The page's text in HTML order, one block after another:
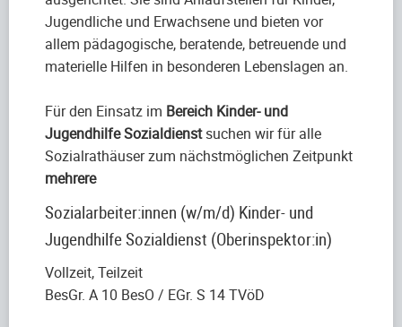
Jugendliche und Erwachsene und bieten vor
allem pädagogische, beratende, betreuende und
materielle Hilfen in besonderen Lebenslagen an.
Für den Einsatz im Bereich Kinder- und
Jugendhilfe Sozialdienstsuchen wir für alle
Sozialrathäuser zum nächstmöglichen Zeitpunkt
mehrere
Sozialarbeiter:innen (w/m/d) Kinder- und
Jugendhilfe Sozialdienst (Oberinspektor:in)
Vollzeit, Teilzeit
BesGr. A 10 BesO / EGr. S 14 TVöD